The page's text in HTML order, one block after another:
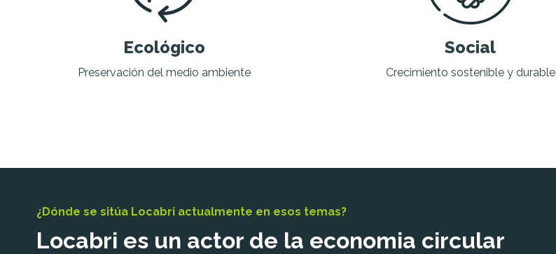
Ecológico
Preservación del medio ambiente
Social
Crecimiento sostenible y durable
¿Dónde se sitúa Locabri actualmente en esos temas?
Locabri es un actor de la economia circular